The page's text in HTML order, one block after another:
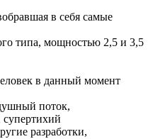
в себя самые
типа, мощностью 2,5 и 3,5
в данный момент
поток,
супертихий
разработки,